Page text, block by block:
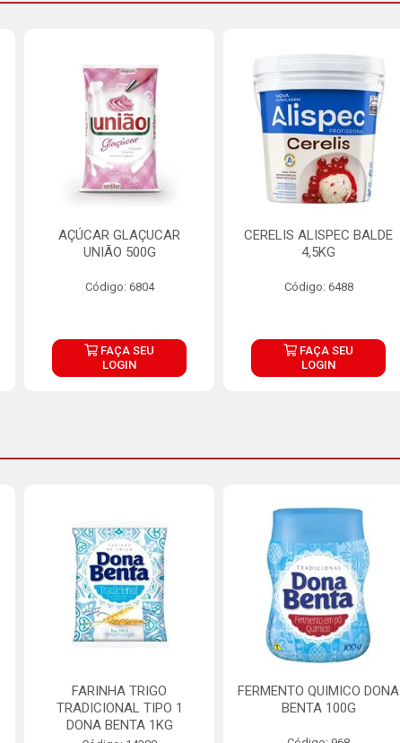
AÇÚCAR GLAÇUCAR
UNIÃO 500G
Código: 6804
FAÇA SEU
LOGIN
CERELIS ALISPEC BALDE
4,5KG
Código: 6488
FAÇA SEU
LOGIN
FARINHA TRIGO
TRADICIONAL TIPO 1
DONA BENTA 1KG
FERMENTO QUIMICO DONA
BENTA 100G